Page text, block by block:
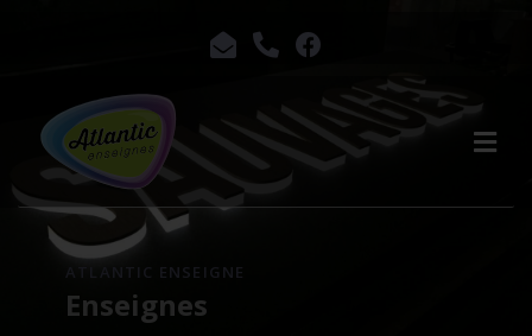
ATLANTIC ENSEIGNE
Enseignes